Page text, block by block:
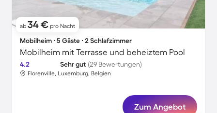
ab 34 € pro Nacht
Mobilheim ∙ 5 Gäste ∙ 2 Schlafzimmer
Mobilheim mit Terrasse und beheiztem Pool
4.2 Sehr gut (29 Bewertungen)
Florenville, Luxemburg, Belgien
Zum Angebot